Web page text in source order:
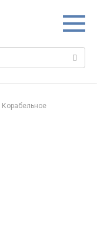
Корабельное